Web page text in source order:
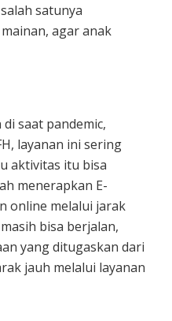
satunya
agar anak
saat pandemic,
layanan ini sering
aktivitas itu bisa
menerapkan E-
online melalui jarak
bisa berjalan,
yang ditugaskan dari
jauh melalui layanan